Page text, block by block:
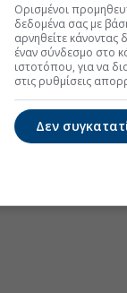
Collection» στη
για όλους»-
Ορισμένοι
δεδομένα σας με
αρνηθείτε κάνοντας
έναν σύνδεσμο στο
ιστοτόπου, για να
στις ρυθμίσεις
Δεν